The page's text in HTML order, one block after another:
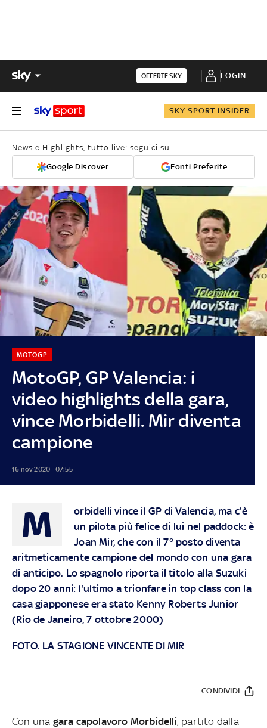
OFFERTE SKY LOGIN
SKY SPORT INSIDER
News e Highlights, tutto live: seguici su
Google Discover Fonti Preferite
MotoGP, GP Valencia: i
video highlights della gara,
vince Morbidelli. Mir diventa
campione
MOTOGP
16 nov 2020 - 07:55
M
orbidelli vince il GP di Valencia, ma c'è
un pilota più felice di lui nel paddock: è
Joan Mir, che con il 7° posto diventa
aritmeticamente campione del mondo con una gara
di anticipo. Lo spagnolo riporta il titolo alla Suzuki
dopo 20 anni: l'ultimo a trionfare in top class con la
casa giapponese era stato Kenny Roberts Junior
(Rio de Janeiro, 7 ottobre 2000)
FOTO. LA STAGIONE VINCENTE DI MIR
CONDIVIDI
Con una gara capolavoro Morbidelli, partito dalla